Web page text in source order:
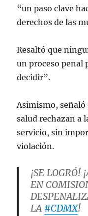
“un paso clave
derechos de las
Resaltó que
un proceso penal
decidir”.
Asimismo,
salud rechazan a
servicio, sin
violación.
¡SE LOGRÓ!
EN
LA #CDMX!